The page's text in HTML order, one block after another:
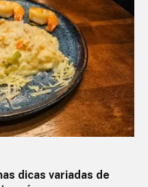
dicas variadas de